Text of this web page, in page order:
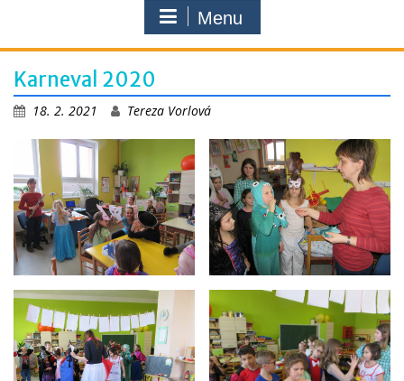
Menu
Karneval 2020
18. 2. 2021 Tereza Vorlová